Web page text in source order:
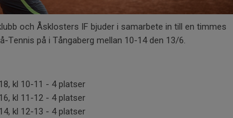
och Åsklosters IF bjuder i samarbete in till en timmes
Tennis på i Tångaberg mellan 10-14 den 13/6.
kl 10-11 - 4 platser
kl 11-12 - 4 platser
kl 12-13 - 4 platser